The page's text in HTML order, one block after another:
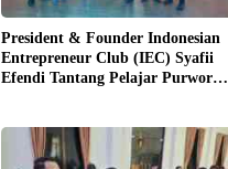
President & Founder Indonesian
Entrepreneur Club (IEC) Syafii
Efendi Tantang Pelajar Purworejo